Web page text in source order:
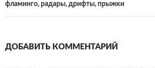
фламинго, радары, дрифты, прыжки
ДОБАВИТЬ КОММЕНТАРИЙ